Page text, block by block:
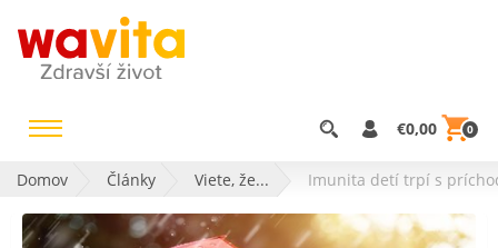
€0,00 0
Domov Články Viete, že... Imunita detí trpí s